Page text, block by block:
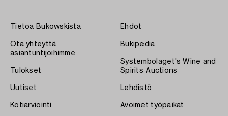
Tietoa Bukowskista
Ota yhteyttä
asiantuntijoihimme
Tulokset
Uutiset
Kotiarviointi
Ehdot
Bukipedia
Systembolaget's Wine and
Spirits Auctions
Lehdistö
Avoimet työpaikat